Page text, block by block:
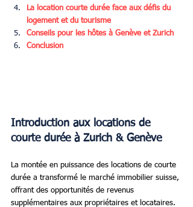
La location courte durée face aux défis du
logement et du tourisme
Conseils pour les hôtes à Genève et Zurich
Conclusion
Introduction aux locations de
courte durée à Zurich & Genève
La montée en puissance des locations de courte
durée a transformé le marché immobilier suisse,
offrant des opportunités de revenus
supplémentaires aux propriétaires et locataires.